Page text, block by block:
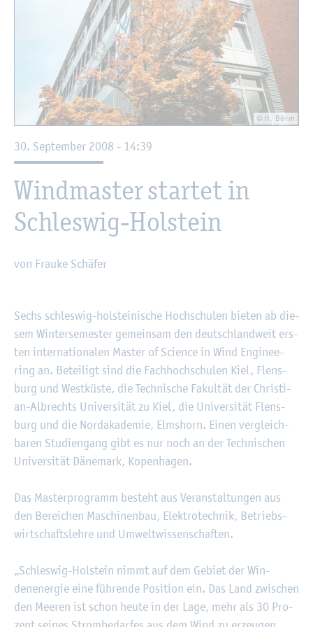
© H. Börm
30. Sep­tem­ber 2008 - 14:39
Wind­mas­ter star­tet in
Schles­wig-Hol­stein
von Frau­ke Schä­fer
Sechs schles­wig-hol­stei­ni­sche Hoch­schu­len bie­ten ab die­
sem Win­ter­se­mes­ter ge­mein­sam den deutsch­land­weit ers­
ten in­ter­na­tio­na­len Mas­ter of Sci­ence in Wind En­gi­nee­
ring an. Be­tei­ligt sind die Fach­hoch­schu­len Kiel, Flens­
burg und West­küs­te, die Tech­ni­sche Fa­kul­tät der Chris­ti­
an-Al­brechts Uni­ver­si­tät zu Kiel, die Uni­ver­si­tät Flens­
burg und die Nord­aka­de­mie, Elms­horn. Einen ver­gleich­
ba­ren Stu­di­en­gang gibt es nur noch an der Tech­ni­schen
Uni­ver­si­tät Dä­ne­mark, Ko­pen­ha­gen.
Das Mas­ter­pro­gramm be­steht aus Ver­an­stal­tun­gen aus
den Be­rei­chen Ma­schi­nen­bau, Elek­tro­tech­nik, Be­triebs­
wirt­schafts­leh­re und Um­welt­wis­sen­schaf­ten.
„Schles­wig-Hol­stein nimmt auf dem Ge­biet der Win­
denen­er­gie eine füh­ren­de Po­si­ti­on ein. Das Land zwi­schen
den Mee­ren ist schon heute in der Lage, mehr als 30 Pro­
©Fach­hoch­schu­le Kiel